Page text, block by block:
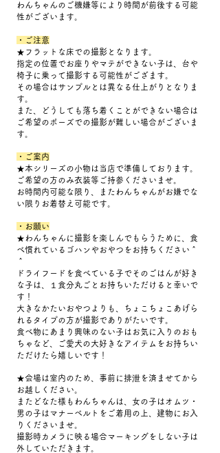
わんちゃんのご機嫌等により時間が前後する可能
性がございます。​
・ご注意
★フラットな床での撮影となります。
指定の位置でお座りやマテができない子は、台や
椅子に乗って撮影する可能性がござます。
その場合はサンプルとは異なる仕上がりとなりま
す。
また、どうしても落ち着くことができない場合は
ご希望のポーズでの撮影が難しい場合がございま
す。
・ご案内
★本シリーズの小物は当店で準備しております。
ご希望の方のみ衣装等ご持参くださいませ。
お時間内可能な限り、またわんちゃんがお嫌でな
い限りお着替え可能です。
・お願い
★わんちゃんに撮影を楽しんでもらうために、食
べ慣れているゴハンやおやつをお持ちください＾
＾
ドライフードを食べている子でそのごはんが好き
な子は、１食分丸ごとお持ちいただけると幸いで
す！
大きなかたいおやつよりも、ちょこちょこあげら
れるタイプの方が撮影でありがたいです。
食べ物にあまり興味のない子はお気に入りのおも
ちゃなど、ご愛犬の大好きなアイテムをお持ちい
ただけたら嬉しいです！
★会場は室内のため、事前に排泄を済ませてから
お越しください。
またどなた様もわんちゃんは、女の子はオムツ・
男の子はマナーベルトをご着用の上、建物にお入
りくださいませ。
撮影時カメラに映る場合マーキングをしない子は
外していただきます。